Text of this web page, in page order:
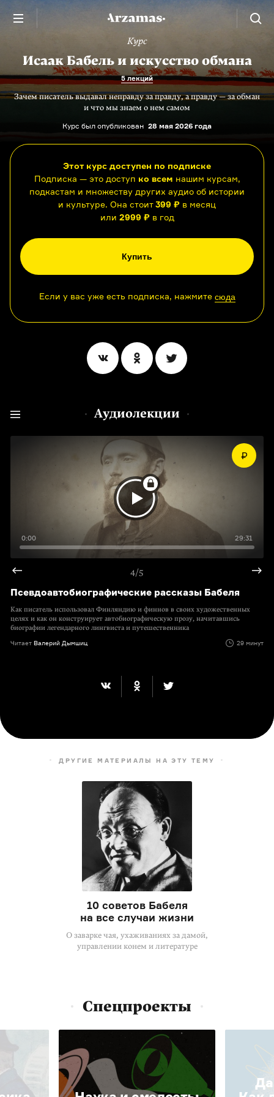
Курс
Исаак Бабель и искусство обмана
5 лекций
Зачем писатель выдавал неправду за правду, а правду — за обман
и что мы знаем о нем самом
Курс был опубликован 28 мая 2026 года
Этот курс доступен по подписке
Подписка — это доступ ко всем нашим курсам,
подкастам и множеству других аудио об истории
и культуре. Она стоит399 ₽ в месяц
или 2999 ₽в год
Купить
Если у вас уже есть подписка, нажмите сюда
Аудиолекции
0:00 29:31
4/5
Псевдоавтобиографические рассказы Бабеля
Как писатель использовал Финляндию и финнов в своих художественных
целях и как он конструирует автобиографическую прозу, начитавшись
биографии легендарного лингвиста и путешественника
Читает Валерий Дымшиц 29 минут
ДРУГИЕ МАТЕРИАЛЫ НА ЭТУ ТЕМУ
10 советов Бабеля
на все случаи жизни
О заварке чая, ухаживаниях за дамой,
управлении конем и литературе
Спецпроекты
Да